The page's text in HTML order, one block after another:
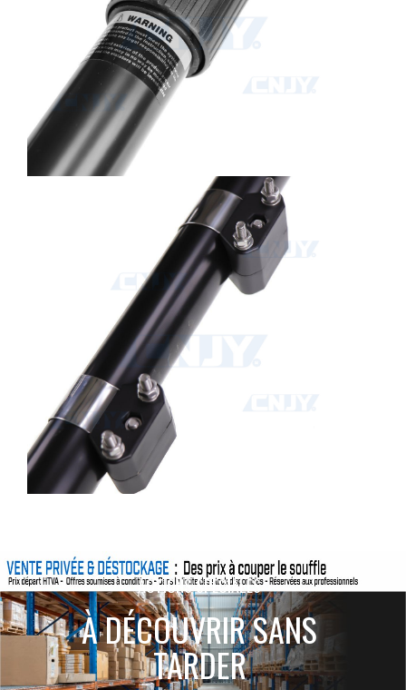
ACTIONS SPÉCIALES
À DÉCOUVRIR SANS
TARDER